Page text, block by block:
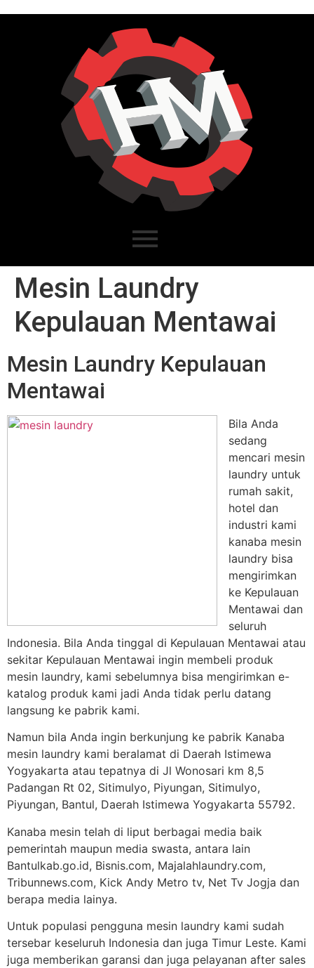
Mesin Laundry
Kepulauan Mentawai
Mesin Laundry Kepulauan
Mentawai
Bila Anda
sedang
mencari mesin
laundry untuk
rumah sakit,
hotel dan
industri kami
kanaba mesin
laundry bisa
mengirimkan
ke Kepulauan
Mentawai dan
seluruh
Indonesia. Bila Anda tinggal di Kepulauan Mentawai atau
sekitar Kepulauan Mentawai ingin membeli produk
mesin laundry, kami sebelumnya bisa mengirimkan e-
katalog produk kami jadi Anda tidak perlu datang
langsung ke pabrik kami.
Namun bila Anda ingin berkunjung ke pabrik Kanaba
mesin laundry kami beralamat di Daerah Istimewa
Yogyakarta atau tepatnya di Jl Wonosari km 8,5
Padangan Rt 02, Sitimulyo, Piyungan, Sitimulyo,
Piyungan, Bantul, Daerah Istimewa Yogyakarta 55792.
Kanaba mesin telah di liput berbagai media baik
pemerintah maupun media swasta, antara lain
Bantulkab.go.id, Bisnis.com, Majalahlaundry.com,
Tribunnews.com, Kick Andy Metro tv, Net Tv Jogja dan
berapa media lainya.
Untuk populasi pengguna mesin laundry kami sudah
tersebar keseluruh Indonesia dan juga Timur Leste. Kami
juga memberikan garansi dan juga pelayanan after sales